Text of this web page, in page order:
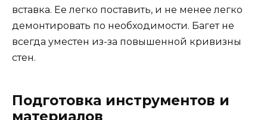
вставка. Ее легко поставить, и не менее легко
демонтировать по необходимости. Багет не
всегда уместен из-за повышенной кривизны
стен.
Подготовка инструментов и
материалов